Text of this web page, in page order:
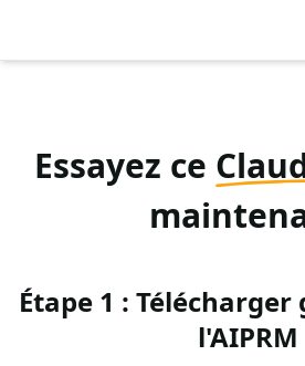
Essayez ce
Étape 1 :
l'AIPRM